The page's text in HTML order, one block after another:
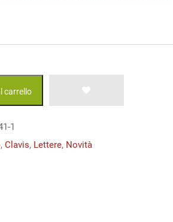
carrello
1
, Clavis, Lettere, Novità